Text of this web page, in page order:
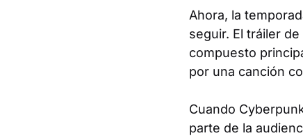
Ahora, la
seguir. El tráiler de
compuesto
por una canción
Cuando
parte de la